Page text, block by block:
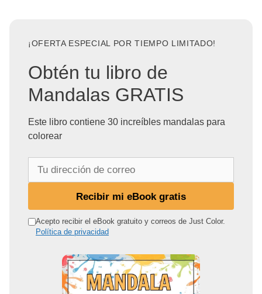
¡OFERTA ESPECIAL POR TIEMPO LIMITADO!
Obtén tu libro de
Mandalas GRATIS
Este libro contiene 30 increíbles mandalas para
colorear
r
Recibir mi eBook gratis
Acepto recibir el eBook gratuito y correos de Just Color.
Política de privacidad